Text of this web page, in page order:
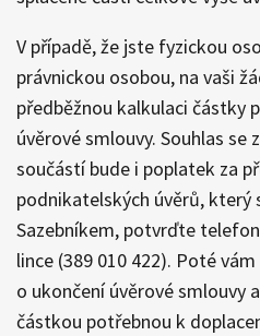
V případě, že jste fyzickou
právnickou osobou, na vaši
předběžnou kalkulaci částky
úvěrové smlouvy. Souhlas se
součástí bude i poplatek za
podnikatelských úvěrů, který
Sazebníkem, potvrďte
lince (389 010 422). Poté
o ukončení úvěrové smlouvy
částkou potřebnou k